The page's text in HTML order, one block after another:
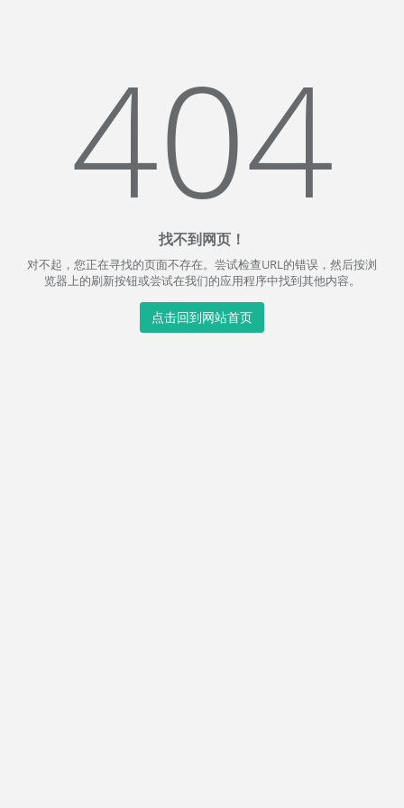
404
找不到网页！
对不起，您正在寻找的页面不存在。尝试检查URL的错误，然后按浏
览器上的刷新按钮或尝试在我们的应用程序中找到其他内容。
点击回到网站首页